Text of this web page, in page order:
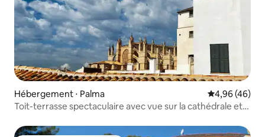
Hébergement ⋅ Palma Évaluation
4,96 (46)
Toit-terrasse spectaculaire avec vue sur la cathédrale et